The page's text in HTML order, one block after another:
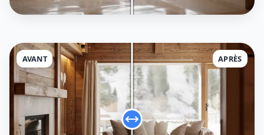
AVANT APRÈS